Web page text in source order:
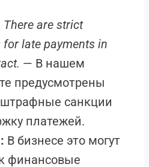
There are strict
for late payments in
— В нашем
предусмотрены
штрафные санкции
платежей.
В бизнесе это могут
финансовые